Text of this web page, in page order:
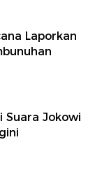
Laporkan
Suara Jokowi